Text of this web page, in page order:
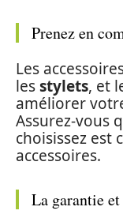
Prenez en
Les
lesstylets, et
améliorer
Assurez-vous
choisissez est
accessoires.
La garantie